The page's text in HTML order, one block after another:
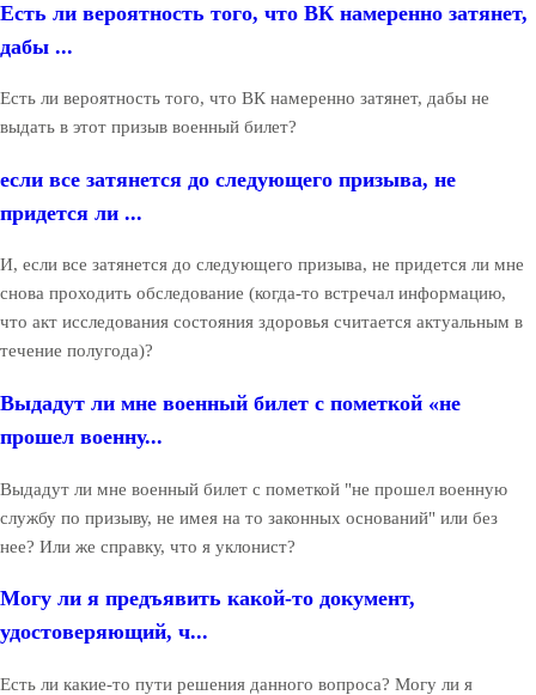
Есть ли вероятность того, что ВК намеренно затянет,
дабы ...
Есть ли вероятность того, что ВК намеренно затянет, дабы не
выдать в этот призыв военный билет?
если все затянется до следующего призыва, не
придется ли ...
И, если все затянется до следующего призыва, не придется ли мне
снова проходить обследование (когда-то встречал информацию,
что акт исследования состояния здоровья считается актуальным в
течение полугода)?
Выдадут ли мне военный билет с пометкой «не
прошел военну...
Выдадут ли мне военный билет с пометкой "не прошел военную
службу по призыву, не имея на то законных оснований" или без
нее? Или же справку, что я уклонист?
Могу ли я предъявить какой-то документ,
удостоверяющий, ч...
Есть ли какие-то пути решения данного вопроса? Могу ли я